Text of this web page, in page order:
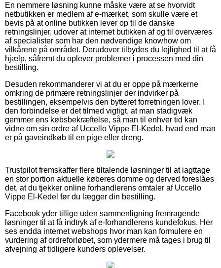
En nemmere løsning kunne måske være at se hvorvidt
netbutikken er medlem af e-mærket, som skulle være et
bevis på at online butikken lever op til de danske
retningslinjer, udover at internet butikken af og til overværes
af specialister som har den nødvendige knowhow om
vilkårene på området. Derudover tilbydes du lejlighed til at få
hjælp, såfremt du oplever problemer i processen med din
bestilling.
Desuden rekommanderer vi at du er oppe på mærkerne
omkring de primære retningslinjer der indvirker på
bestillingen, eksempelvis den bytteret forretningen lover. I
den forbindelse er det tilmed vigtigt, at man stadigvæk
gemmer ens købsbekræftelse, så man til enhver tid kan
vidne om sin ordre af Uccello Vippe El-Kedel, hvad end man
er på gaveindkøb til en pige eller dreng.
Trustpilot fremskaffer flere tiltalende løsninger til at iagttage
en stor portion aktuelle køberes domme og derved foreslåes
det, at du tjekker online forhandlerens omtaler af Uccello
Vippe El-Kedel før du lægger din bestilling.
Facebook yder tillige uden sammenligning fremragende
løsninger til at få indtryk af e-forhandlerens kundefokus. Her
ses endda internet webshops hvor man kan formulere en
vurdering af ordreforløbet, som ydermere må tages i brug til
afvejning af tidligere kunders oplevelser.